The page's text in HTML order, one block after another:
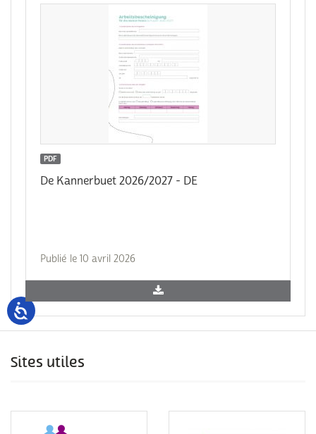
PDF
De Kannerbuet 2026/2027 - DE
Publié le 10 avril 2026
Sites utiles